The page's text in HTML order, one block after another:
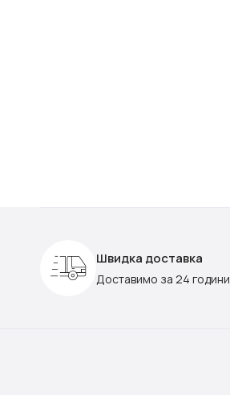
Швидка доставка
Доставимо за 24 години